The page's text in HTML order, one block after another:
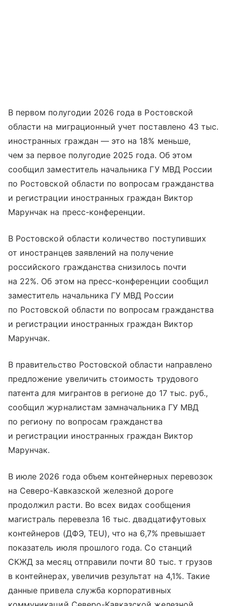
В первом полугодии 2026 года в Ростовской
области на миграционный учет поставлено 43 тыс.
иностранных граждан — это на 18% меньше,
чем за первое полугодие 2025 года. Об этом
сообщил заместитель начальника ГУ МВД России
по Ростовской области по вопросам гражданства
и регистрации иностранных граждан Виктор
Марунчак на пресс-конференции.
В Ростовской области количество поступивших
от иностранцев заявлений на получение
российского гражданства снизилось почти
на 22%. Об этом на пресс-конференции сообщил
заместитель начальника ГУ МВД России
по Ростовской области по вопросам гражданства
и регистрации иностранных граждан Виктор
Марунчак.
В правительство Ростовской области направлено
предложение увеличить стоимость трудового
патента для мигрантов в регионе до 17 тыс. руб.,
сообщил журналистам замначальника ГУ МВД
по региону по вопросам гражданства
и регистрации иностранных граждан Виктор
Марунчак.
В июле 2026 года объем контейнерных перевозок
на Северо-Кавказской железной дороге
продолжил расти. Во всех видах сообщения
магистраль перевезла 16 тыс. двадцатифутовых
контейнеров (ДФЭ, TEU), что на 6,7% превышает
показатель июля прошлого года. Со станций
СКЖД за месяц отправили почти 80 тыс. т грузов
в контейнерах, увеличив результат на 4,1%. Такие
данные привела служба корпоративных